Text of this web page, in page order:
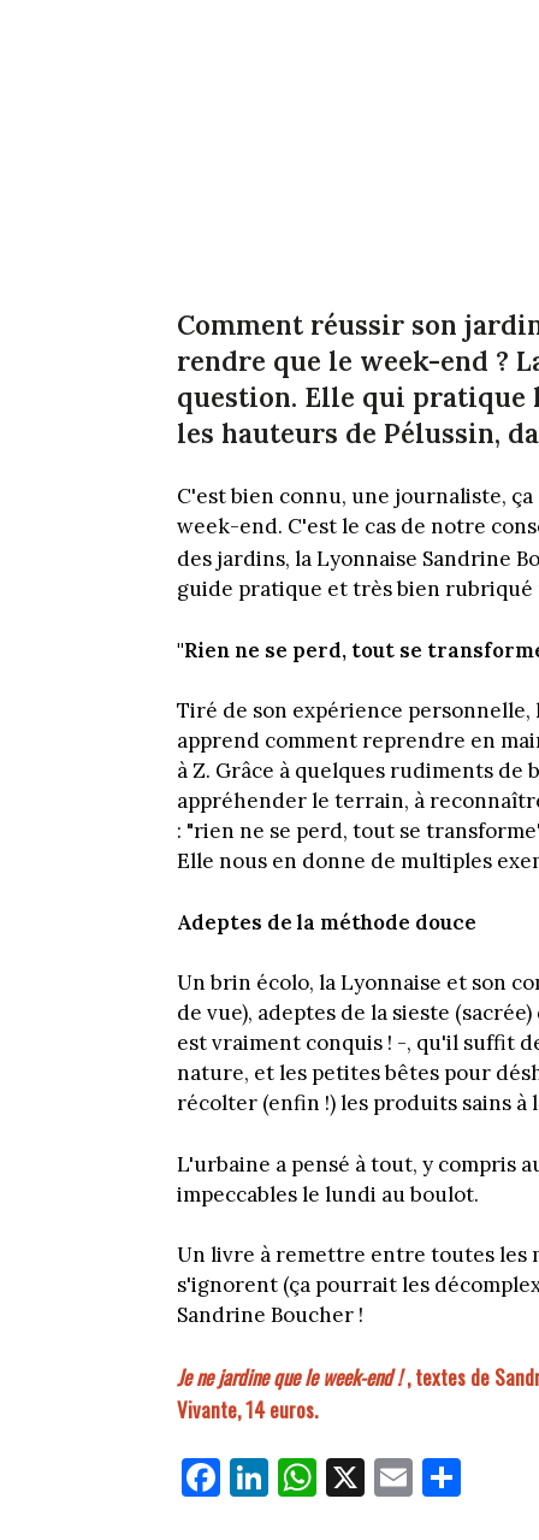
Comment réussir son
rendre que le week-end ?
question. Elle qui pratique
les hauteurs de Pélussin,
C'est bien connu, une journaliste,
week-end. C'est le cas de notre
des jardins, la Lyonnaise Sandrine
guide pratique et très bien
"Rien ne se perd, tout se
Tiré de son expérience
apprend comment reprendre en
à Z. Grâce à quelques rudiments de
appréhender le terrain, à
: "rien ne se perd, tout se
Elle nous en donne de multiples
Adeptes de la méthode douce
Un brin écolo, la Lyonnaise et son
de vue), adeptes de la sieste
est vraiment conquis ! -, qu'il suffit
nature, et les petites bêtes pour
récolter (enfin !) les produits sains à
L'urbaine a pensé à tout, y compris
impeccables le lundi au boulot.
Un livre à remettre entre toutes les
s'ignorent (ça pourrait les
Sandrine Boucher !
Je ne jardine que le week-end !, textes de
Vivante, 14 euros.
Fa
ce
Li
nk
W
ha
X E
m